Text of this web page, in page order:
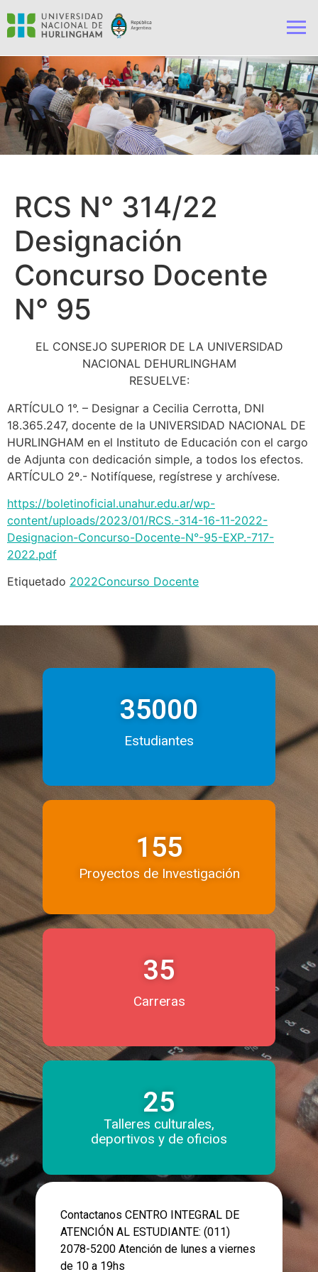
RCS N° 314/22
Designación
Concurso Docente
N° 95
EL CONSEJO SUPERIOR DE LA UNIVERSIDAD
NACIONAL DEHURLINGHAM
RESUELVE:
ARTÍCULO 1°. – Designar a Cecilia Cerrotta, DNI
18.365.247, docente de la UNIVERSIDAD NACIONAL DE
HURLINGHAM en el Instituto de Educación con el cargo
de Adjunta con dedicación simple, a todos los efectos.
ARTÍCULO 2º.- Notifíquese, regístrese y archívese.
https://boletinoficial.unahur.edu.ar/wp-
content/uploads/2023/01/RCS.-314-16-11-2022-
Designacion-Concurso-Docente-N°-95-EXP.-717-
2022.pdf
Etiquetado 2022Concurso Docente
35000
Estudiantes
155
Proyectos de Investigación
35
Carreras
25
Talleres culturales,
deportivos y de oficios
Contactanos CENTRO INTEGRAL DE
ATENCIÓN AL ESTUDIANTE: (011)
2078-5200 Atención de lunes a viernes
de 10 a 19hs